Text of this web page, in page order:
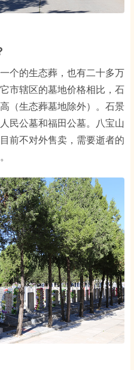
个的生态葬，也有二十多万
市辖区的墓地价格相比，石
（生态葬墓地除外）。石景
民公墓和福田公墓。八宝山
前不对外售卖，需要逝者的